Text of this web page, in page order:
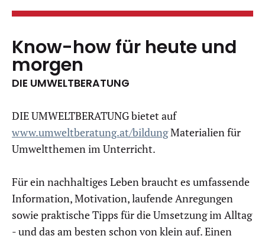
Know-how für heute und
morgen
DIE UMWELTBERATUNG
DIE UMWELTBERATUNG bietet auf
www.umweltberatung.at/bildungMaterialien für
Umweltthemen im Unterricht.
Für ein nachhaltiges Leben braucht es umfassende
Information, Motivation, laufende Anregungen
sowie praktische Tipps für die Umsetzung im Alltag
- und das am besten schon von klein auf. Einen